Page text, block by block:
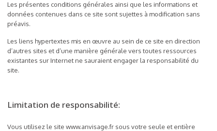
Les présentes conditions générales ainsi que les informations et
données contenues dans ce site sont sujettes à modification sans
préavis.
Les liens hypertextes mis en œuvre au sein de ce site en direction
d’autres sites et d’une manière générale vers toutes ressources
existantes sur Internet ne sauraient engager la responsabilité du
site.
Limitation de responsabilité:
Vous utilisez le site www.anvisage.fr sous votre seule et entière